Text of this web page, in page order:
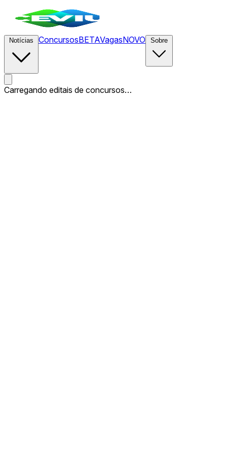
ConcursosBETAVagasNOVO
Carregando editais de concursos…